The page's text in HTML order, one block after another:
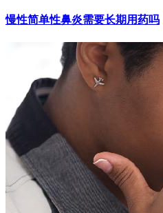
慢性简单性鼻炎需要长期用药吗